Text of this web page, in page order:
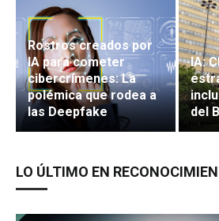
Rostros creados por
IA para cometer
cibercrímenes: La
polémica que rodea a
las Deepfake
IA:
del
LO ÚLTIMO EN